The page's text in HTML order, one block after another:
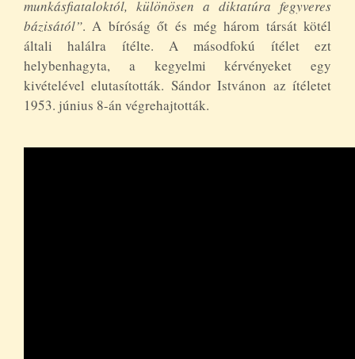
munkásfiataloktól, különösen a diktatúra fegyveres
bázisától”. A bíróság őt és még három társát kötél
általi halálra ítélte. A másodfokú ítélet ezt
helybenhagyta, a kegyelmi kérvényeket egy
kivételével elutasították. Sándor Istvánon az ítéletet
1953. június 8-án végrehajtották.